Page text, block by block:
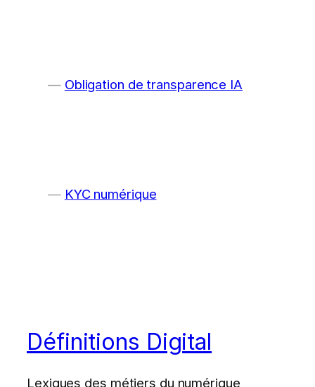
Obligation de transparence IA
KYC numérique
Définitions Digital
Lexiques des métiers du numérique